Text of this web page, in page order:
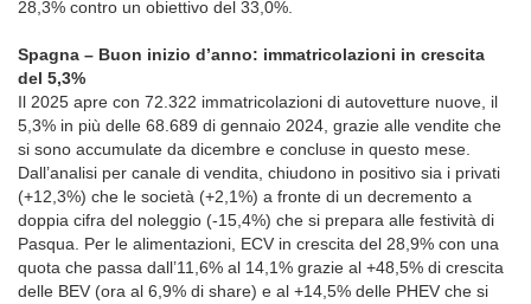
28,3% contro un obiettivo del 33,0%.
Spagna – Buon inizio d’anno: immatricolazioni in crescita
del 5,3%
Il 2025 apre con 72.322 immatricolazioni di autovetture nuove, il
5,3% in più delle 68.689 di gennaio 2024, grazie alle vendite che
si sono accumulate da dicembre e concluse in questo mese.
Dall’analisi per canale di vendita, chiudono in positivo sia i privati
(+12,3%) che le società (+2,1%) a fronte di un decremento a
doppia cifra del noleggio (-15,4%) che si prepara alle festività di
Pasqua. Per le alimentazioni, ECV in crescita del 28,9% con una
quota che passa dall’11,6% al 14,1% grazie al +48,5% di crescita
delle BEV (ora al 6,9% di share) e al +14,5% delle PHEV che si